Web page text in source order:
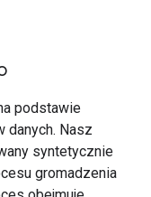
podstawie
danych. Nasz
syntetycznie
gromadzenia